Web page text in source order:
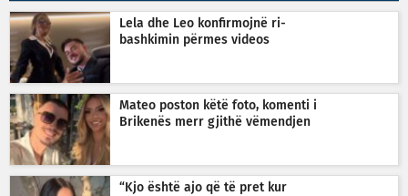
Lela dhe Leo konfirmojnë ri-
bashkimin përmes videos
Mateo poston këtë foto, komenti i
Brikenës merr gjithë vëmendjen
“Kjo është ajo që të pret kur